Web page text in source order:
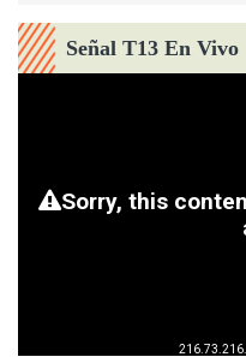
Señal T13 En Vivo